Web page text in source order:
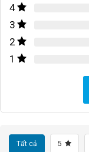
4
3
2
1
Tất cả 5